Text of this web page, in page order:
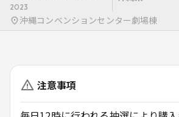
2023
沖縄コンベンションセンター劇場棟
注意事項